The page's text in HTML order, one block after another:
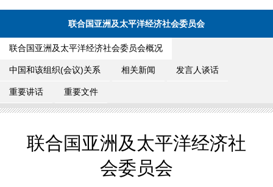
联合国亚洲及太平洋经济社会委员会
联合国亚洲及太平洋经济社会委员会概况
中国和该组织(会议)关系 相关新闻 发言人谈话
重要讲话 重要文件
联合国亚洲及太平洋经济社
会委员会